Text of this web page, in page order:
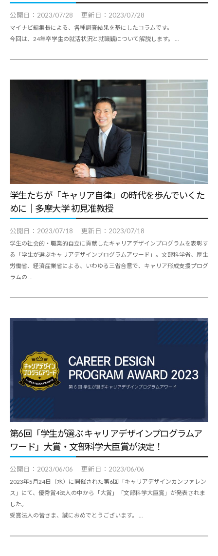
公開日： 2023/07/28 更新日： 2023/07/28
マイナビ編集長による、各種調査結果を基にしたコラムです。
今回は、24年卒学生の就活状況と就職観について解説します。 ...
学生たちが「キャリア自律」の時代を歩んでいくた
めに｜多摩大学 初見准教授
公開日： 2023/07/18 更新日： 2023/07/18
学生の社会的・職業的自立に貢献したキャリアデザインプログラムを表彰す
る「学生が選ぶキャリアデザインプログラムアワード」。文部科学省、厚生
労働省、経済産業省による、いわゆる三省合意で、キャリア形成支援プログ
ラムの ...
第6回「学生が選ぶ キャリアデザインプログラムア
ワード」大賞・文部科学大臣賞が決定！
公開日： 2023/06/06 更新日： 2023/06/06
2023年5月24日（水）に開催された第6回「キャリアデザインカンファレン
ス」にて、優秀賞4法人の中から「大賞」「文部科学大臣賞」が発表されま
した。
受賞法人の皆さま、誠におめでとうございます。 ...